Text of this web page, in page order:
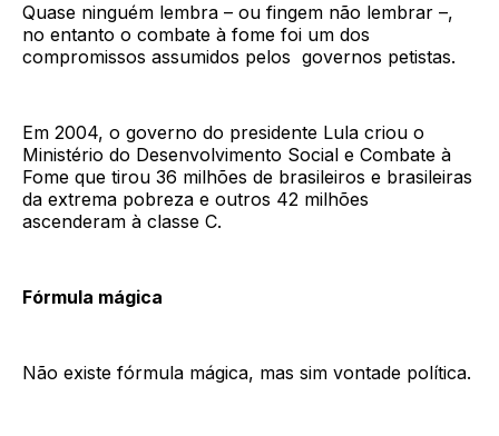
Quase ninguém lembra – ou fingem não lembrar –,
no entanto o combate à fome foi um dos
compromissos assumidos pelos governos petistas.
Em 2004, o governo do presidente Lula criou o
Ministério do Desenvolvimento Social e Combate à
Fome que tirou 36 milhões de brasileiros e brasileiras
da extrema pobreza e outros 42 milhões
ascenderam à classe C.
Fórmula mágica
Não existe fórmula mágica, mas sim vontade política.